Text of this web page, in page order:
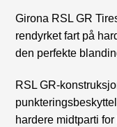
Girona RSL GR
rendyrket fart på
den perfekte
RSL GR-
hardere midtparti